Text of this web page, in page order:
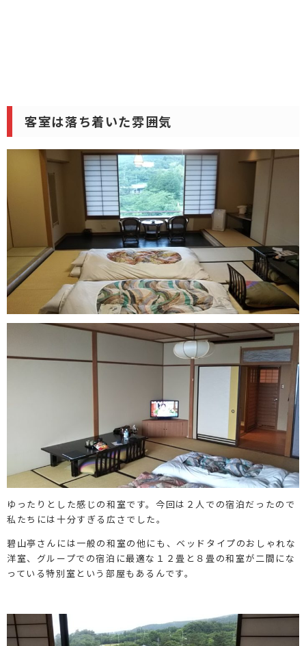
客室は落ち着いた雰囲気
ゆったりとした感じの和室です。今回は２人での宿泊だったので
私たちには十分すぎる広さでした。
碧山亭さんには一般の和室の他にも、ベッドタイプのおしゃれな
洋室、グループでの宿泊に最適な１２畳と８畳の和室が二間にな
っている特別室という部屋もあるんです。